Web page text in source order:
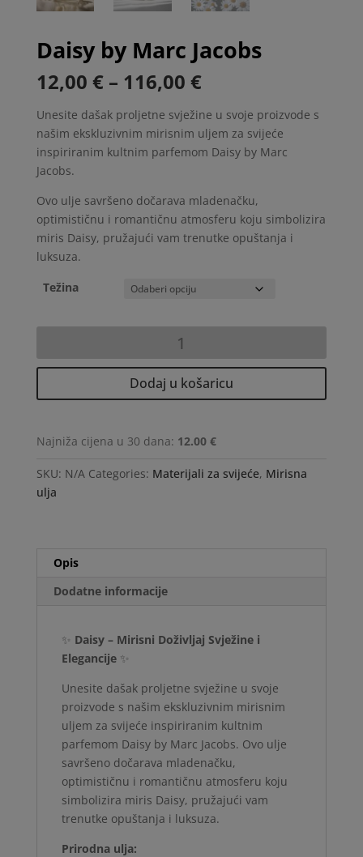
Daisy by Marc Jacobs
12,00 € – 116,00 €Price
12,00 €
through
116,00 €
Unesite dašak proljetne svježine u svoje proizvode s
našim ekskluzivnim mirisnim uljem za svijeće
inspiriranim kultnim parfemom Daisy by Marc
Jacobs.
Ovo ulje savršeno dočarava mladenačku,
optimističnu i romantičnu atmosferu koju simbolizira
miris Daisy, pružajući vam trenutke opuštanja i
luksuza.
Težina
Marc
Dodaj u košaricu
Najniža cijena u 30 dana: 12.00 €
SKU: N/A Categories: Materijali za svijeće, Mirisna
ulja
Opis
Dodatne informacije
✨ Daisy – Mirisni Doživljaj Svježine i
Elegancije✨
Unesite dašak proljetne svježine u svoje
proizvode s našim ekskluzivnim mirisnim
uljem za svijeće inspiriranim kultnim
parfemom Daisy by Marc Jacobs. Ovo ulje
savršeno dočarava mladenačku,
optimističnu i romantičnu atmosferu koju
simbolizira miris Daisy, pružajući vam
trenutke opuštanja i luksuza.
Prirodna ulja: